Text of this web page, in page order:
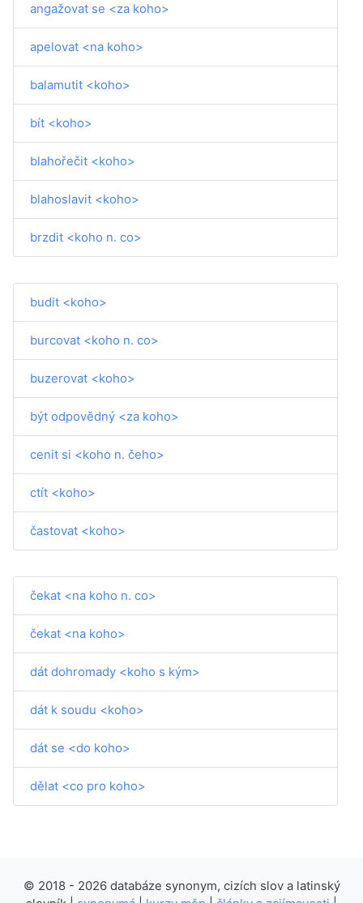
angažovat se <za koho>
apelovat <na koho>
balamutit <koho>
bít <koho>
blahořečit <koho>
blahoslavit <koho>
brzdit <koho n. co>
budit <koho>
burcovat <koho n. co>
buzerovat <koho>
být odpovědný <za koho>
cenit si <koho n. čeho>
ctít <koho>
častovat <koho>
čekat <na koho n. co>
čekat <na koho>
dát dohromady <koho s kým>
dát k soudu <koho>
dát se <do koho>
dělat <co pro koho>
© 2018 - 2026 databáze synonym, cizích slov a latinský